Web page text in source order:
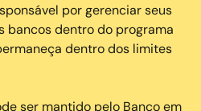
por gerenciar seus
bancos dentro do programa
dentro dos limites
ser mantido pelo Banco em